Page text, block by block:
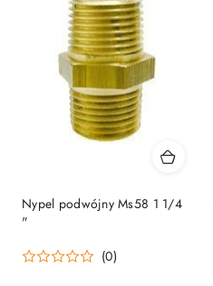
Nypel podwójny Ms58 ​​1 1/4
"
(0)